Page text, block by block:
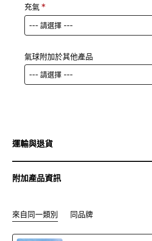
充氣
氣球附加於其他產品
運輸與退貨
附加產品資訊
來自同一類別 同品牌